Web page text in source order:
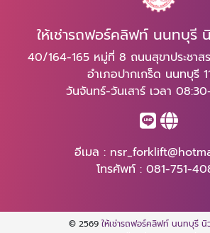
ให้เช่ารถฟอร์คลิฟท์ นนทบุรี
40/164-165 หมู่ที่ 8 ถนนสุขาประชา
อำเภอปากเกร็ด นนทบุรี
วันจันทร์-วันเสาร์ เวลา
อีเมล :
โทรศัพท์ : 081-751-
© 2569ให้เช่ารถฟอร์คลิฟท์ นนทบุรี นิ